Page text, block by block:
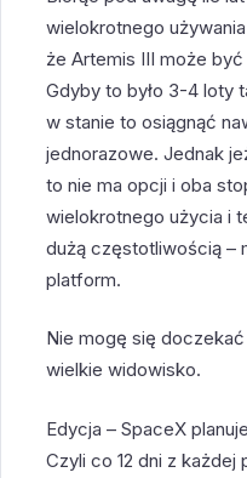
wielokrotnego
że Artemis III może
Gdyby to było 3-4 loty
w stanie to osiągnąć
jednorazowe. Jednak
to nie ma opcji i oba
wielokrotnego użycia i
dużą częstotliwością –
platform.
Nie mogę się
wielkie widowisko.
Edycja – SpaceX
Czyli co 12 dni z każdej